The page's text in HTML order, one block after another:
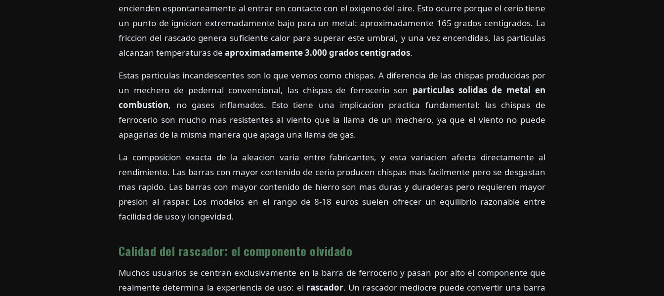
encienden espontaneamente al entrar en contacto con el oxigeno del aire. Esto ocurre porque el cerio tiene
un punto de ignicion extremadamente bajo para un metal: aproximadamente 165 grados centigrados. La
friccion del rascado genera suficiente calor para superar este umbral, y una vez encendidas, las particulas
alcanzan temperaturas de aproximadamente 3.000 grados centigrados.
Estas particulas incandescentes son lo que vemos como chispas. A diferencia de las chispas producidas por
un mechero de pedernal convencional, las chispas de ferrocerio son particulas solidas de metal en
combustion, no gases inflamados. Esto tiene una implicacion practica fundamental: las chispas de
ferrocerio son mucho mas resistentes al viento que la llama de un mechero, ya que el viento no puede
apagarlas de la misma manera que apaga una llama de gas.
La composicion exacta de la aleacion varia entre fabricantes, y esta variacion afecta directamente al
rendimiento. Las barras con mayor contenido de cerio producen chispas mas facilmente pero se desgastan
mas rapido. Las barras con mayor contenido de hierro son mas duras y duraderas pero requieren mayor
presion al raspar. Los modelos en el rango de 8-18 euros suelen ofrecer un equilibrio razonable entre
facilidad de uso y longevidad.
Calidad del rascador: el componente olvidado
Muchos usuarios se centran exclusivamente en la barra de ferrocerio y pasan por alto el componente que
realmente determina la experiencia de uso: el rascador. Un rascador mediocre puede convertir una barra